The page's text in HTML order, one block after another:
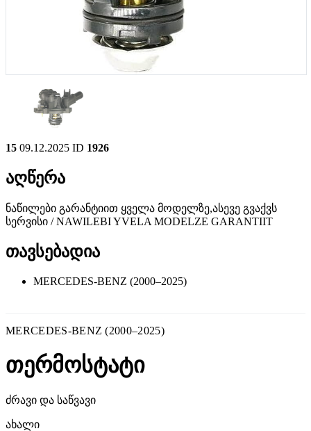
15 09.12.2025 ID 1926
აღწერა
ნაწილები გარანტიით ყველა მოდელზე,ასევე გვაქვს
სერვისი / NAWILEBI YVELA MODELZE GARANTIIT
თავსებადია
MERCEDES-BENZ (2000–2025)
MERCEDES-BENZ (2000–2025)
თერმოსტატი
ძრავი და საწვავი
ახალი